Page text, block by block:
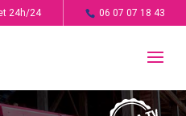
24h/24 06 07 07 18 43